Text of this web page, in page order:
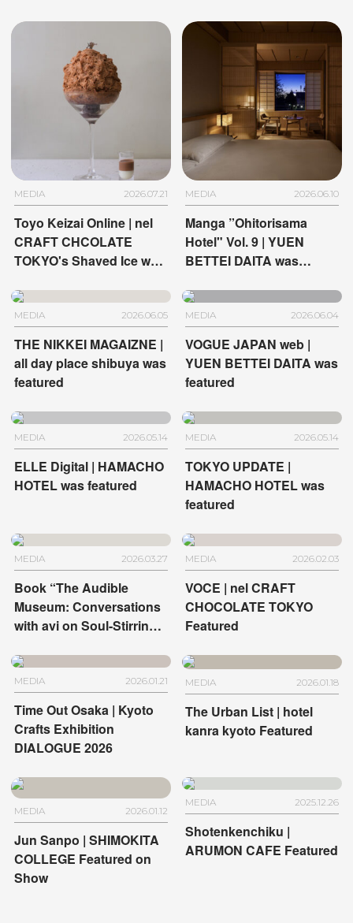
MEDIA 2026.07.21
Toyo Keizai Online | nel
CRAFT CHCOLATE
TOKYO's Shaved Ice was
MEDIA 2026.06.10
Manga ”Ohitorisama
Hotel" Vol. 9 | YUEN
BETTEI DAITA was
MEDIA 2026.06.05
THE NIKKEI MAGAIZNE |
all day place shibuya was
featured
MEDIA 2026.06.04
VOGUE JAPAN web |
YUEN BETTEI DAITA was
featured
MEDIA 2026.05.14
ELLE Digital | HAMACHO
HOTEL was featured
MEDIA 2026.05.14
TOKYO UPDATE |
HAMACHO HOTEL was
featured
MEDIA 2026.03.27
Book “The Audible
Museum: Conversations
with avi on Soul-Stirring
ANTEROOM KYOTO and
HOTEL ANTEROOM
NAHA
MEDIA 2026.02.03
VOCE | nel CRAFT
CHOCOLATE TOKYO
Featured
MEDIA 2026.01.21
Time Out Osaka | Kyoto
Crafts Exhibition
DIALOGUE 2026
MEDIA 2026.01.18
The Urban List | hotel
kanra kyoto Featured
MEDIA 2026.01.12
Jun Sanpo | SHIMOKITA
COLLEGE Featured on
Show
MEDIA 2025.12.26
Shotenkenchiku |
ARUMON CAFE Featured